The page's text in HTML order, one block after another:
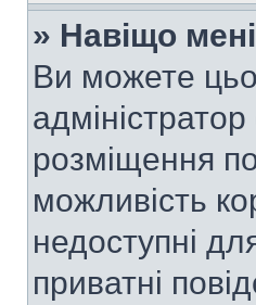
» Навіщо
Ви можете
розміщення
можливість
недоступні
приватні